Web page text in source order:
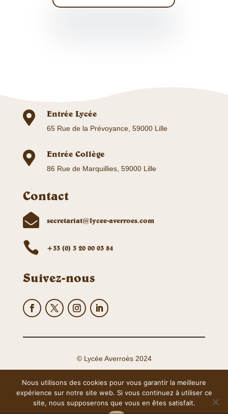
 Entrée Lycée
65 Rue de la Prévoyance, 59000 Lille
 Entrée Collège
86 Rue de Marquillies, 59000 Lille
Contact
 secretariat@lycee-averroes.com
 +33 (0) 3 20 00 03 84
Suivez-nous
© Lycée Averroès 2024
Mentions légales
Politique de confidentialité
Nous utilisons des cookies pour vous garantir la meilleure
expérience sur notre site web. Si vous continuez à utiliser ce
site, nous supposerons que vous en êtes satisfait.